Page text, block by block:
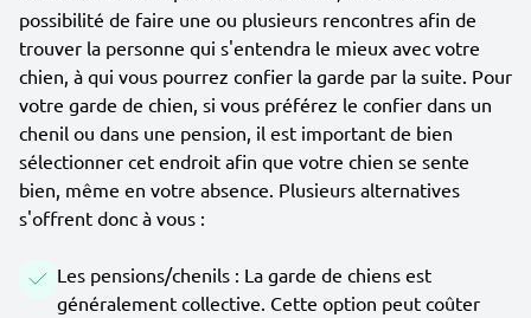
possibilité de faire une ou plusieurs rencontres afin de
trouver la personne qui s'entendra le mieux avec votre
chien, à qui vous pourrez confier la garde par la suite. Pour
votre garde de chien, si vous préférez le confier dans un
chenil ou dans une pension, il est important de bien
sélectionner cet endroit afin que votre chien se sente
bien, même en votre absence. Plusieurs alternatives
s'offrent donc à vous :
Les pensions/chenils : La garde de chiens est
généralement collective. Cette option peut coûter